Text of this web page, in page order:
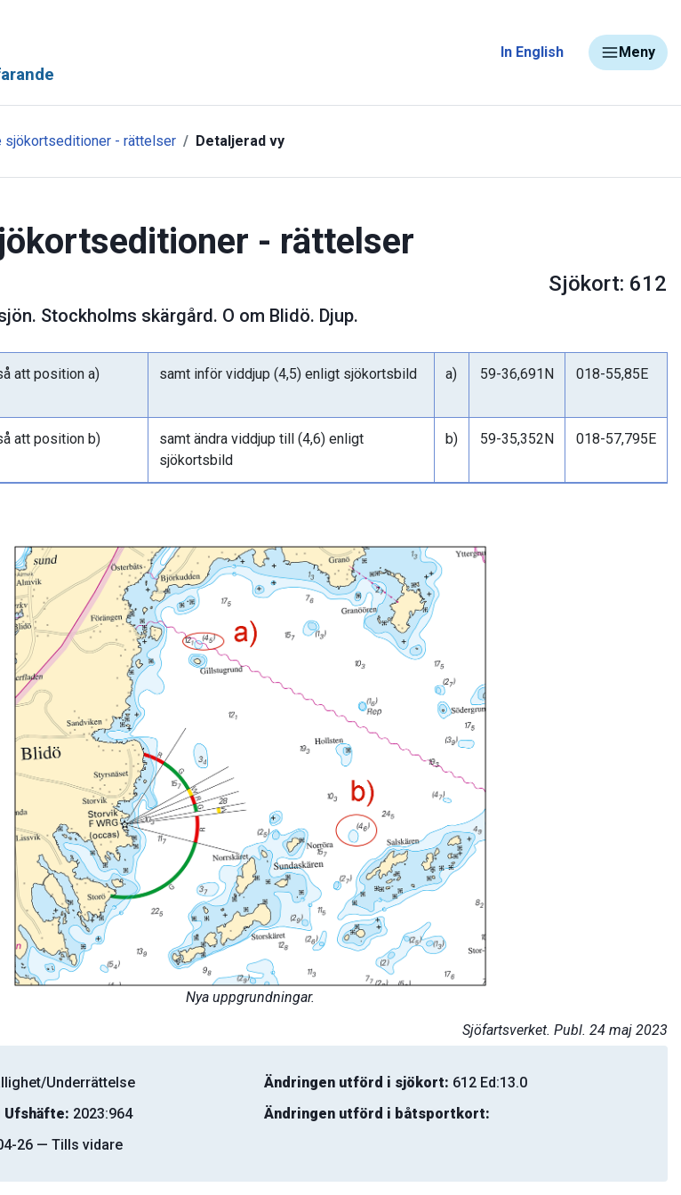
In English Meny
sjökortseditioner - rättelser Detaljerad vy
- rättelser
Sjökort: 612
Stockholms skärgård. O om Blidö. Djup.
att position a)
samt inför viddjup (4,5) enligt sjökortsbild a) 59-36,691N 018-55,85E
att position b)
samt ändra viddjup till (4,6) enligt
sjökortsbild
b) 59-35,352N 018-57,795E
Nya uppgrundningar.
Sjöfartsverket. Publ. 24 maj 2023
Underrättelse
Ufshäfte: 2023:964
26 — Tills vidare
Ändringen utförd i sjökort: 612 Ed:13.0
Ändringen utförd i båtsportkort: